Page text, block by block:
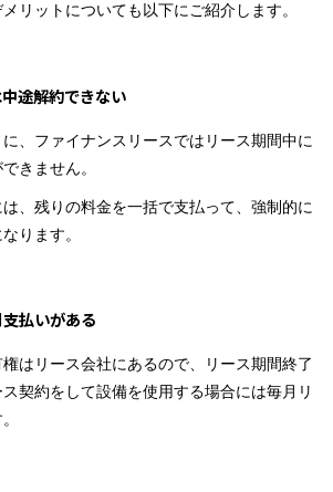
リットについても以下にご紹介します。
途解約できない
、ファイナンスリースではリース期間中に
きません。
、残りの料金を一括で支払って、強制的に
ります。
払いがある
はリース会社にあるので、リース期間終了
契約をして設備を使用する場合には毎月リ